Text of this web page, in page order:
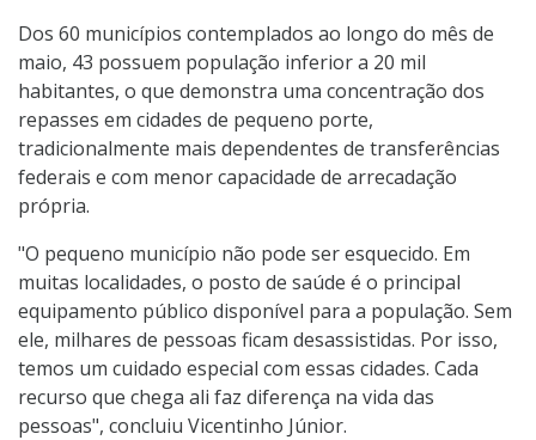
Dos 60 municípios contemplados ao longo do mês de
maio, 43 possuem população inferior a 20 mil
habitantes, o que demonstra uma concentração dos
repasses em cidades de pequeno porte,
tradicionalmente mais dependentes de transferências
federais e com menor capacidade de arrecadação
própria.
"O pequeno município não pode ser esquecido. Em
muitas localidades, o posto de saúde é o principal
equipamento público disponível para a população. Sem
ele, milhares de pessoas ficam desassistidas. Por isso,
temos um cuidado especial com essas cidades. Cada
recurso que chega ali faz diferença na vida das
pessoas", concluiu Vicentinho Júnior.